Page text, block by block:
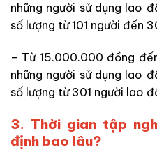
những người sử dụng lao
số lượng từ 101 người đến
– Từ 15.000.000 đồng
những người sử dụng lao
số lượng từ 301 người lao
3. Thời gian tập
định bao lâu?